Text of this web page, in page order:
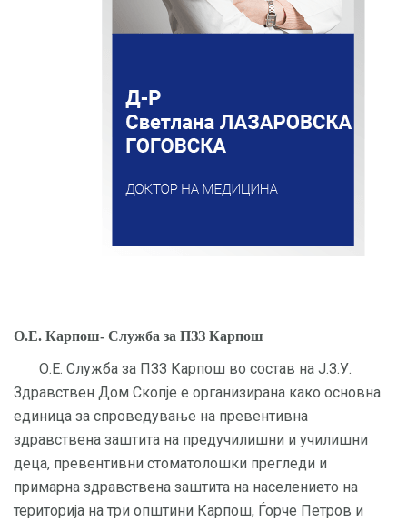
О.Е. Карпош- Служба за ПЗЗ Карпош
О.Е. Служба за ПЗЗ Карпош во состав на Ј.З.У.
Здравствен Дом Скопје е организирана како основна
единица за спроведување на превентивна
здравствена заштита на предучилишни и училишни
деца, превентивни стоматолошки прегледи и
примарна здравствена заштита на населението на
територија на три општини Карпош, Ѓорче Петров и